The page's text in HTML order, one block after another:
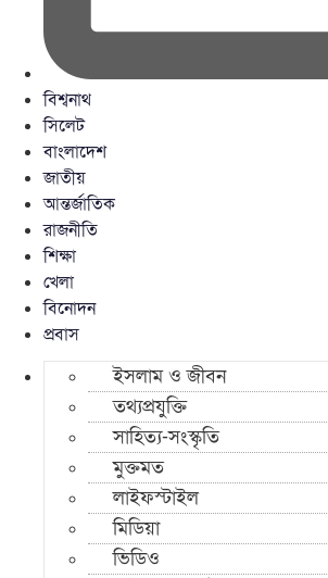
বিশ্বনাথ
সিলেট
বাংলাদেশ
জাতীয়
আন্তর্জাতিক
রাজনীতি
শিক্ষা
খেলা
বিনোদন
প্রবাস
ইসলাম ও জীবন
তথ্যপ্রযুক্তি
সাহিত্য-সংস্কৃতি
মুক্তমত
লাইফস্টাইল
মিডিয়া
ভিডিও